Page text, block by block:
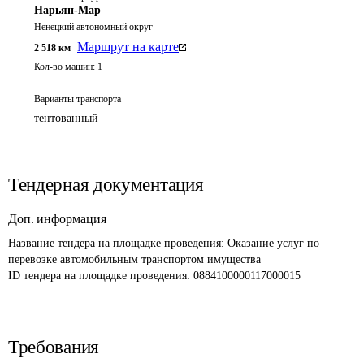
Нарьян-Мар
Ненецкий автономный округ
2 518 км Маршрут на карте
Кол-во машин: 1
Варианты транспорта
тентованный
Тендерная документация
Доп. информация
Название тендера на площадке проведения: Оказание услуг по
перевозке автомобильным транспортом имущества
ID тендера на площадке проведения: 0884100000117000015
Требования